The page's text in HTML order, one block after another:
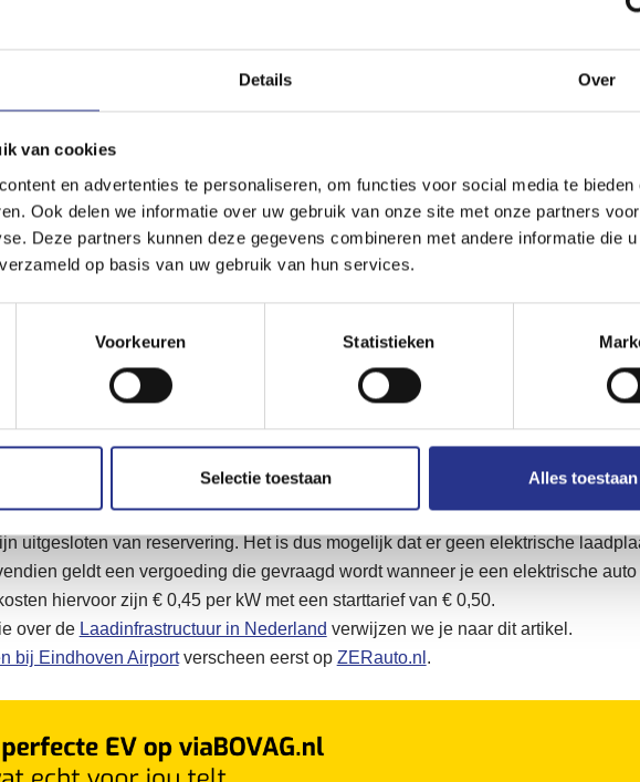
Details Over
van cookies
en advertenties te personaliseren, om functies voor social media te bieden
Ook delen we informatie over uw gebruik van onze site met onze partners
Deze partners kunnen deze gegevens combineren met andere informatie die
op basis van uw gebruik van hun services.
Voorkeuren Statistieken
Selectie toestaan Alles toestaan
bij Eindhoven Airport, is er keuze uit meerdere parkeervormen. Iedere vorm
vorm is parkeren op loopafstand van de terminal. Met deze parkeervorm zet
loop je met je bagage richting de terminal.
een shuttlebus die je naar de terminal brengt. Deze bus vertrekt enkele keren per
P8 naar de Eindhoven Airport vertrekhal. Een rit duurt ongeveer 10
is veruit de meest voordelige keuze om te parkeren bij Eindhoven Airport.
opnemen met het parkeerbedrijf, een half uur voordat je arriveert op
een chauffeur klaar die jouw auto naar de afgesproken parkeerplaats rijdt.
in Eindhoven brengt de chauffeur je auto terug op de afgesproken plek, zodat
kunt.
auto Eindhoven Airport
een elektrische auto, kun je alleen bij Gold Parking P1 parkeren.
uitgesloten van reservering. Het is dus mogelijk dat er geen elektrische
geldt een vergoeding die gevraagd wordt wanneer je een elektrische auto
hiervoor zijn € 0,45 per kW met een starttarief van € 0,50.
over de Laadinfrastructuur in Nederland verwijzen we je naar dit artikel.
bij Eindhoven Airportverscheen eerst op ZERauto.nl .